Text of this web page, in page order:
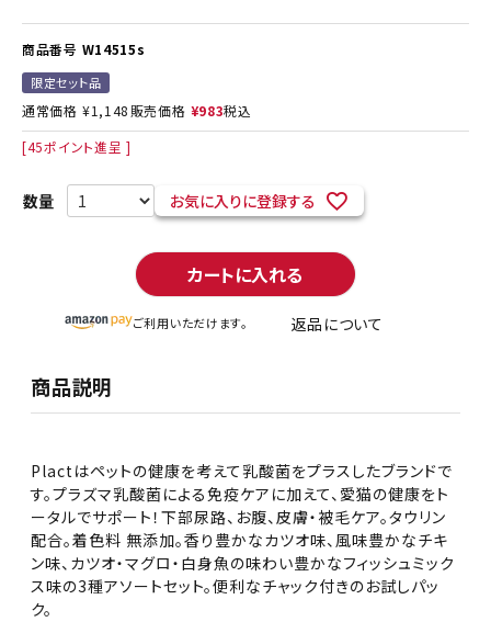
商品番号 W14515s
限定セット品
通常価格 ¥1,148 販売価格 ¥983税込
[45ポイント進呈 ]
お気に入りに登録する
カートに入れる
ご利用いただけます。 返品について
商品説明
Plactはペットの健康を考えて乳酸菌をプラスしたブランドで
す。プラズマ乳酸菌による免疫ケアに加えて、愛猫の健康をト
ータルでサポート！下部尿路、お腹、皮膚・被毛ケア。タウリン
配合。着色料 無添加。香り豊かなカツオ味、風味豊かなチキ
ン味、カツオ・マグロ・白身魚の味わい豊かなフィッシュミック
ス味の3種アソートセット。便利なチャック付きのお試しパッ
ク。